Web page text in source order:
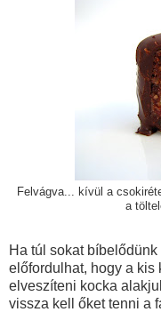
Felvágva... kívül a
a
Ha túl sokat
előfordulhat, hogy a kis
elveszíteni kocka
vissza kell őket tenni a